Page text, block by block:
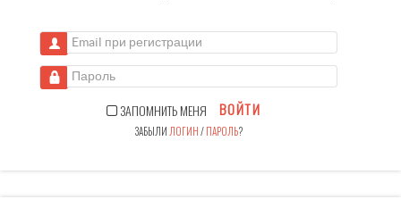
Email при регистрации
Пароль
ЗАПОМНИТЬ МЕНЯ ВОЙТИ
ЗАБЫЛИ ЛОГИН/ПАРОЛЬ?